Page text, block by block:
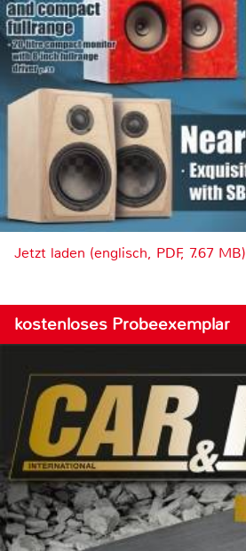
Jetzt laden (englisch, PDF, 7.67 MB)
kostenloses Probeexemplar